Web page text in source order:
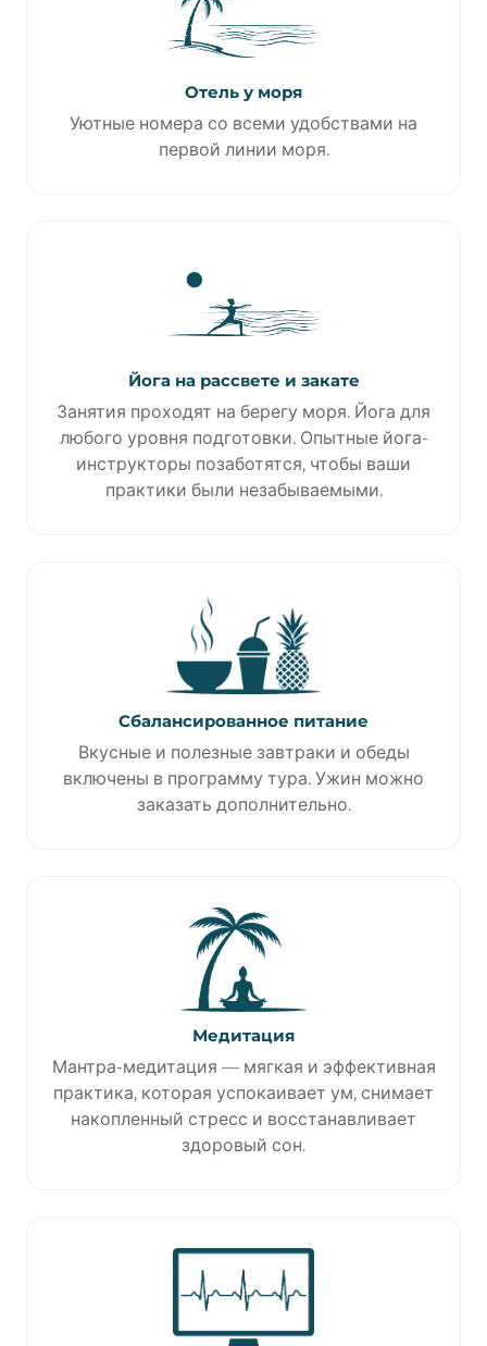
Отель у моря
Уютные номера со всеми удобствами на
первой линии моря.
Йога на рассвете и закате
Занятия проходят на берегу моря. Йога для
любого уровня подготовки. Опытные йога-
инструкторы позаботятся, чтобы ваши
практики были незабываемыми.
Сбалансированное питание
Вкусные и полезные завтраки и обеды
включены в программу тура. Ужин можно
заказать дополнительно.
Медитация
Мантра-медитация — мягкая и эффективная
практика, которая успокаивает ум, снимает
накопленный стресс и восстанавливает
здоровый сон.